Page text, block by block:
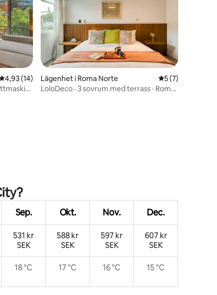
av 5 i genomsnittligt betyg, 14 omdömen
4,93 (14)
Lägenhet i Roma Norte 5 av 5 i
5 (7)
LoloDeco · 3 sovrum med terrass · Roma
Sep. Okt. Nov. Dec.
531 kr
SEK
588 kr
SEK
597 kr
SEK
607 kr
SEK
18 °C 17 °C 16 °C 15 °C